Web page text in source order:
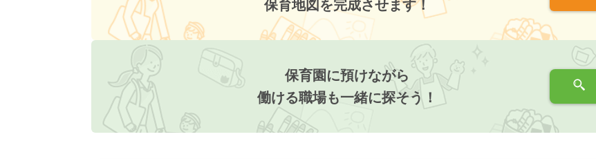
保育地図を完成させます！
保育園に預けながら
働ける職場も一緒に探そう！